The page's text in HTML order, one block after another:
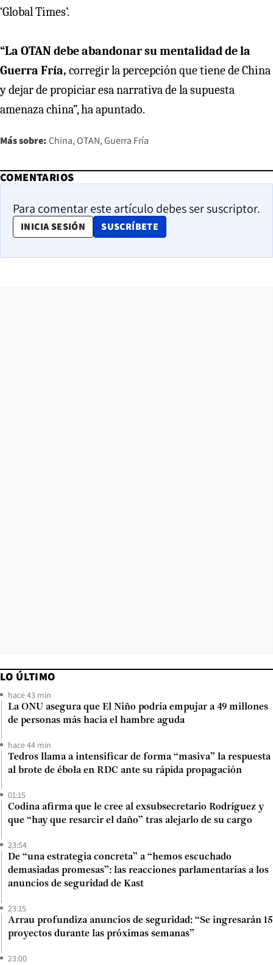
‘Global Times’.
“La OTAN debe abandonar su mentalidad de la
Guerra Fría, corregir la percepción que tiene de China
y dejar de propiciar esa narrativa de la supuesta
amenaza china”, ha apuntado.
Más sobre: China OTAN Guerra Fría
COMENTARIOS
Para comentar este artículo debes ser suscriptor.
INICIA SESIÓN SUSCRÍBETE
OPENS IN NEW WINDOW
LO ÚLTIMO
hace 43 min
La ONU asegura que El Niño podría empujar a 49 millones
de personas más hacia el hambre aguda
hace 44 min
Tedros llama a intensificar de forma “masiva” la respuesta
al brote de ébola en RDC ante su rápida propagación
01:15
Codina afirma que le cree al exsubsecretario Rodríguez y
que “hay que resarcir el daño” tras alejarlo de su cargo
23:54
De “una estrategia concreta” a “hemos escuchado
demasiadas promesas”: las reacciones parlamentarias a los
anuncios de seguridad de Kast
23:15
Arrau profundiza anuncios de seguridad: “Se ingresarán 15
proyectos durante las próximas semanas”
23:00